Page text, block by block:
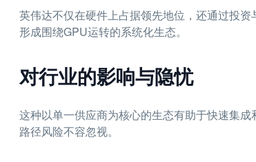
英伟达不仅在硬件上占据领先地位，还通过投
形成围绕GPU运转的系统化生态。
对行业的影响与隐忧
这种以单一供应商为核心的生态有助于快速集
路径风险不容忽视。